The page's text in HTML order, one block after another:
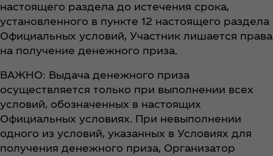
настоящего раздела до истечения срока,
установленного в пункте 12 настоящего раздела
Официальных условий, Участник лишается права
на получение денежного приза.
ВАЖНО: Выдача денежного приза
осуществляется только при выполнении всех
условий, обозначенных в настоящих
Официальных условиях. При невыполнении
одного из условий, указанных в Условиях для
получения денежного приза, Организатор